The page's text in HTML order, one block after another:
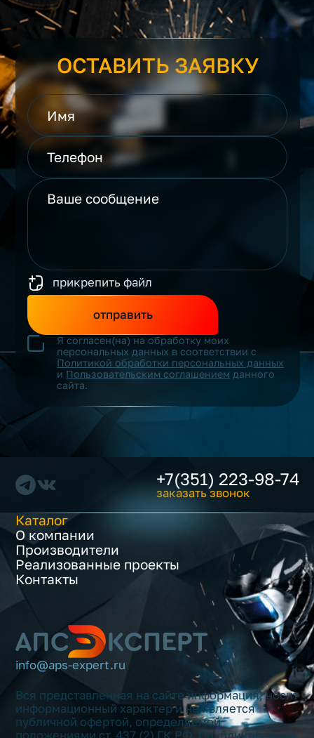
ОСТАВИТЬ ЗАЯВКУ
прикрепить файл
отправить
Я согласен(на) на обработку моих
персональных данных в соответствии с
Политикой обработки персональных данных
и Пользовательским соглашением данного
сайта.
+7(351) 223-98-74
заказать звонок
Каталог
О компании
Производители
Реализованные проекты
Контакты
info@aps-expert.ru
Вся представленная на сайте информация, носит
информационный характер и не является
публичной офертой, определяемой
положениями ст. 437 (2) ГК РФ. Опубликованная